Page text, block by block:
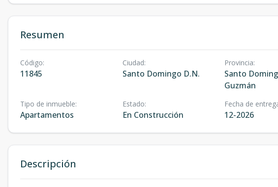
Resumen
Código:
11845
Ciudad:
Santo Domingo D.N.
Provincia:
Santo
Guzmán
Tipo de inmueble:
Apartamentos
Estado:
En Construcción
Fecha de
12-2026
Descripción